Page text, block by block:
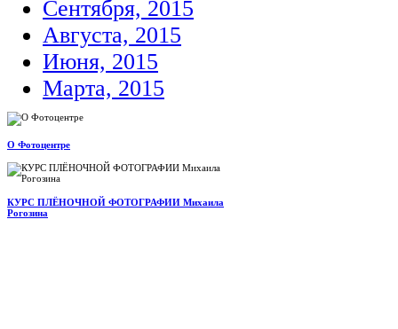
Сентября, 2015
Августа, 2015
Июня, 2015
Марта, 2015
О Фотоцентре
КУРС ПЛЁНОЧНОЙ ФОТОГРАФИИ Михаила
Рогозина